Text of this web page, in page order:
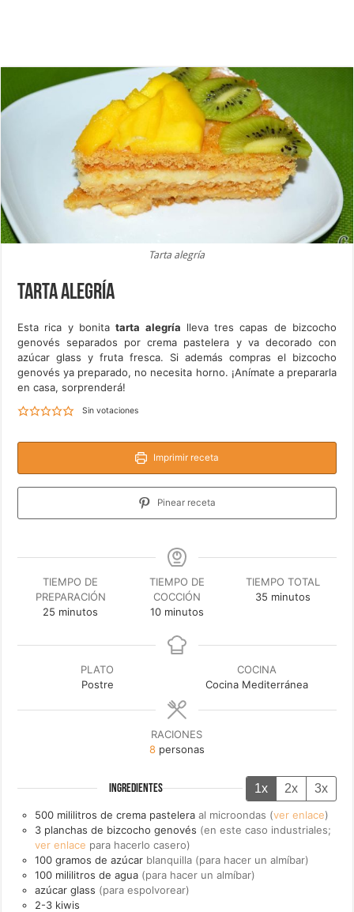
Tarta alegría
Tarta alegría
Esta rica y bonitatarta alegría lleva tres capas de bizcocho
genovés separados por crema pastelera y va decorado con
azúcar glass y fruta fresca. Si además compras el bizcocho
genovés ya preparado, no necesita horno. ¡Anímate a prepararla
en casa, sorprenderá!
Sin votaciones
Imprimir receta
Pinear receta
TIEMPO DE
PREPARACIÓN
25 minutos
minutos
TIEMPO DE
COCCIÓN
10minutos
minutos
TIEMPO TOTAL
35 minutos
minutos
PLATO
Postre
COCINA
Cocina Mediterránea
RACIONES
8 personas
INGREDIENTES 1x 2x 3x
500 mililitros de crema pastelera al microondas (ver enlace)
3 planchas de bizcocho genovés (en este caso industriales;
ver enlace para hacerlo casero)
100 gramos de azúcar blanquilla (para hacer un almíbar)
100 mililitros de agua (para hacer un almíbar)
azúcar glass (para espolvorear)
2-3 kiwis